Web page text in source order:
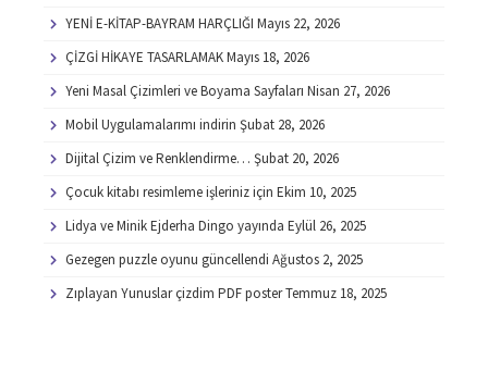
YENİ E-KİTAP-BAYRAM HARÇLIĞI Mayıs 22, 2026
ÇİZGİ HİKAYE TASARLAMAKMayıs 18, 2026
Yeni Masal Çizimleri ve Boyama Sayfaları Nisan 27, 2026
Mobil Uygulamalarımı indirin Şubat 28, 2026
Dijital Çizim ve Renklendirme… Şubat 20, 2026
Çocuk kitabı resimleme işleriniz için Ekim 10, 2025
Lidya ve Minik Ejderha Dingo yayında Eylül 26, 2025
Gezegen puzzle oyunu güncellendi Ağustos 2, 2025
Zıplayan Yunuslar çizdim PDF posterTemmuz 18, 2025